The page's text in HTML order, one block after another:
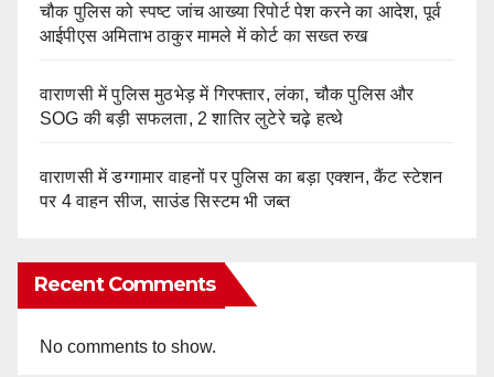
चौक पुलिस को स्पष्ट जांच आख्या रिपोर्ट पेश करने का आदेश, पूर्व
आईपीएस अमिताभ ठाकुर मामले में कोर्ट का सख्त रुख
वाराणसी में पुलिस मुठभेड़ में गिरफ्तार, लंका, चौक पुलिस और
SOG की बड़ी सफलता, 2 शातिर लुटेरे चढ़े हत्थे
वाराणसी में डग्गामार वाहनों पर पुलिस का बड़ा एक्शन, कैंट स्टेशन
पर 4 वाहन सीज, साउंड सिस्टम भी जब्त
Recent Comments
No comments to show.